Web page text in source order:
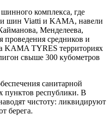
комплекса, где
шин Viatti и KAMA, навели
Менделеева,
проведения средников и
KAMA TYRES территориях
свыше 300 кубометров
санитарной
пунктов республики. В
чистоту: ликвидируют
берега.